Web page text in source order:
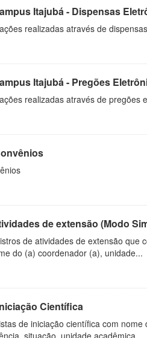
Itajubá - Dispensas
realizadas através de
Itajubá - Pregões
realizadas através de pregões
de extensão (Modo
de atividades de extensão
do (a) coordenador (a), unidade...
Científica
de iniciação científica com
situação, unidade acadêmica.